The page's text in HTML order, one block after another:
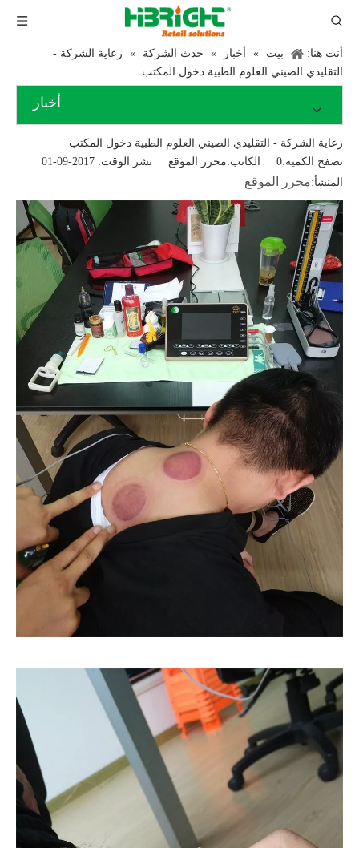
أنت هنا: بيت » أخبار » حدث الشركة »
رعاية الشركة -
التقليدي الصيني العلوم الطبية دخول المكتب
أخبار
رعاية الشركة - التقليدي الصيني العلوم الطبية دخول المكتب
تصفح الكمية:0
المنشأ:محرر الموقع